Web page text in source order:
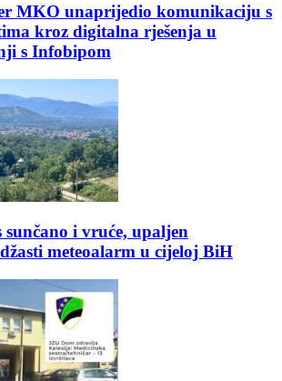
MKO unaprijedio komunikaciju s
kroz digitalna rješenja u
s Infobipom
sunčano i vruće, upaljen
meteoalarm u cijeloj BiH